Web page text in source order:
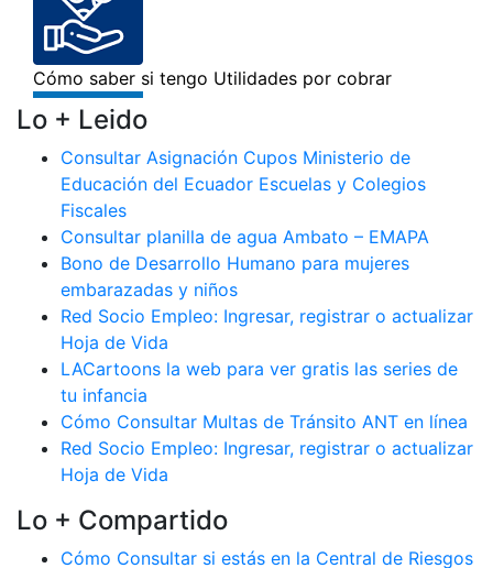
Lo + Leido
Consultar Asignación Cupos Ministerio de
Educación del Ecuador Escuelas y Colegios
Fiscales
Consultar planilla de agua Ambato – EMAPA
Bono de Desarrollo Humano para mujeres
embarazadas y niños
Red Socio Empleo: Ingresar, registrar o actualizar
Hoja de Vida
LACartoons la web para ver gratis las series de
tu infancia
Cómo Consultar Multas de Tránsito ANT en línea
Red Socio Empleo: Ingresar, registrar o actualizar
Hoja de Vida
Lo + Compartido
Cómo Consultar si estás en la Central de Riesgos